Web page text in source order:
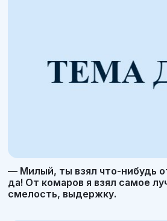
— Милый, ты взял что-нибудь
да! От комаров я взял самое
смелость, выдержку.